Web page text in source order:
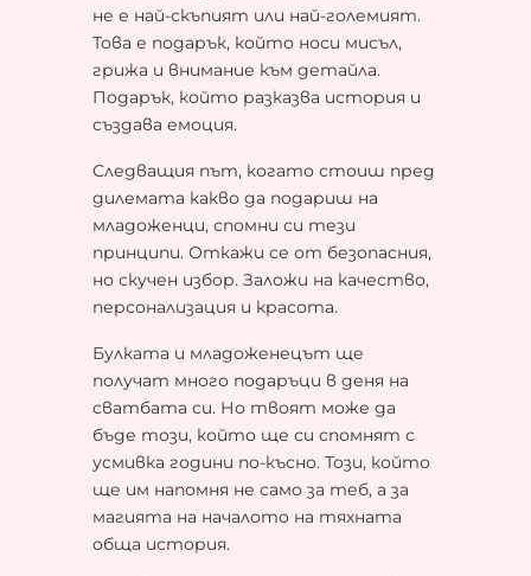
не е най-скъпият или най-големият.
Това е подарък, който носи мисъл,
грижа и внимание към детайла.
Подарък, който разказва история и
създава емоция.
Следващия път, когато стоиш пред
дилемата какво да подариш на
младоженци, спомни си тези
принципи. Откажи се от безопасния,
но скучен избор. Заложи на качество,
персонализация и красота.
Булката и младоженецът ще
получат много подаръци в деня на
сватбата си. Но твоят може да
бъде този, който ще си спомнят с
усмивка години по-късно. Този, който
ще им напомня не само за теб, а за
магията на началото на тяхната
обща история.